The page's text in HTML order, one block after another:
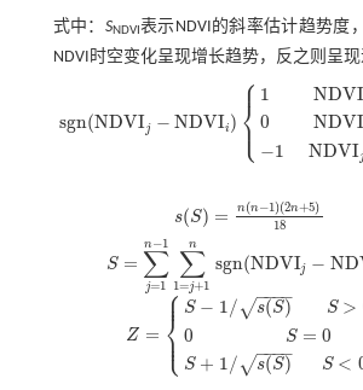
式中： SNDVI表示NDVI的斜率估计趋势度
NDVI时空变化呈现增长趋势，反之则呈现
sgn(NDVIj − NDVIi ) ⎧
⎩
⎨⎪
⎪
1 NDVI
0
NDVI
−1 NDVIj
sgn(NDVI -ND VIi )1 ND VI -N 00
s(S) = n(n−1)(2n+5)
18
s(S)=n (n 1)(2n+5)18
S = ∑
j=1
n−1
∑
1=j+1
n
sgn(NDVIj − ND
S= ∑j= 1n 1= 1nsgn(ND VI j-NDVIi)
Z = ⎧
⎩
⎨⎪
⎪
⎪
⎪
S − 1/ s(S)
− −
−−
√ S >
0
S = 0
S + 1/ s(S)
− −
−−
√ S <
Z= S-1 /s S) S=